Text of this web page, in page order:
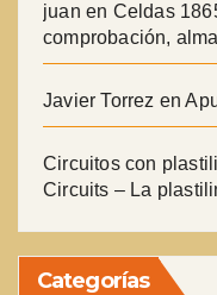
juan en Celdas
comprobación,
Javier Torrez en
Circuitos con
Circuits – La
Categorías